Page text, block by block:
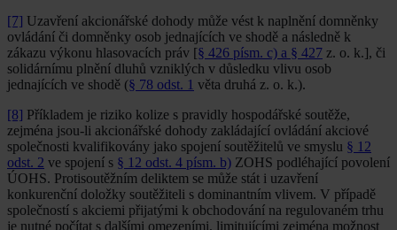
[7] Uzavření akcionářské dohody může vést k naplnění domněnky
ovládání či domněnky osob jednajících ve shodě a následně k
zákazu výkonu hlasovacích práv [§ 426 písm. c) a § 427 z. o. k.], či
solidárnímu plnění dluhů vzniklých v důsledku vlivu osob
jednajících ve shodě (§ 78 odst. 1 věta druhá z. o. k.).
[8] Příkladem je riziko kolize s pravidly hospodářské soutěže,
zejména jsou-li akcionářské dohody zakládající ovládání akciové
společnosti kvalifikovány jako spojení soutěžitelů ve smyslu § 12
odst. 2 ve spojení s § 12 odst. 4 písm. b) ZOHS podléhající povolení
ÚOHS. Protisoutěžním deliktem se může stát i uzavření
konkurenční doložky soutěžiteli s dominantním vlivem. V případě
společností s akciemi přijatými k obchodování na regulovaném trhu
je nutné počítat s dalšími omezeními, limitujícími zejména možnost